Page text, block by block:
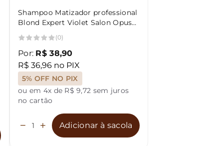
Shampoo Matizador professional
Blond Expert Violet Salon Opus
1L
(0)
Por: R$ 38,90
R$ 36,96 no PIX
5% OFF NO PIX
ou em 4x de R$ 9,72 sem juros
no cartão
Adicionar à sacola